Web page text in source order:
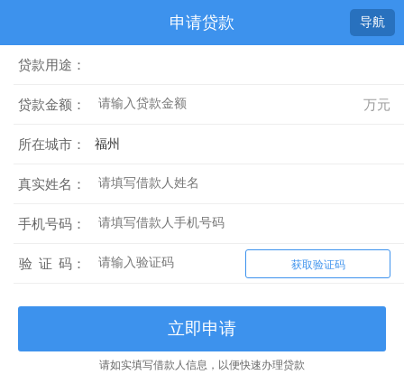
申请贷款 导航
贷款用途：
贷款金额： 万元
所在城市：
真实姓名：
手机号码：
验 证 码： 获取验证码
立即申请
请如实填写借款人信息，以便快速办理贷款